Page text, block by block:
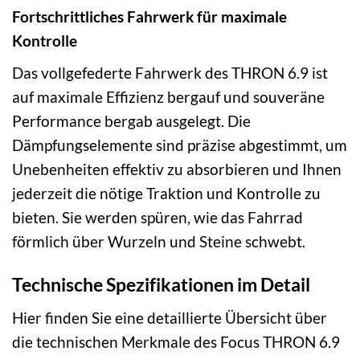
Fortschrittliches Fahrwerk für maximale
Kontrolle
Das vollgefederte Fahrwerk des THRON 6.9 ist
auf maximale Effizienz bergauf und souveräne
Performance bergab ausgelegt. Die
Dämpfungselemente sind präzise abgestimmt, um
Unebenheiten effektiv zu absorbieren und Ihnen
jederzeit die nötige Traktion und Kontrolle zu
bieten. Sie werden spüren, wie das Fahrrad
förmlich über Wurzeln und Steine schwebt.
Technische Spezifikationen im Detail
Hier finden Sie eine detaillierte Übersicht über
die technischen Merkmale des Focus THRON 6.9